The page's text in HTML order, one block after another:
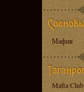
Мафия
Mafia Club